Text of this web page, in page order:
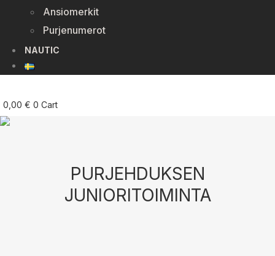
Ansiomerkit
Purjenumerot
NAUTIC
0,00 € 0 Cart
PURJEHDUKSEN
JUNIORITOIMINTA